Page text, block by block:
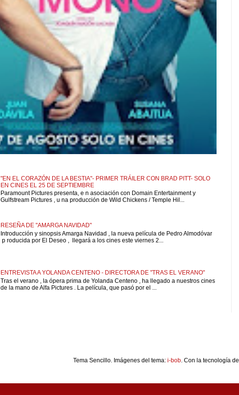
"EN EL CORAZÓN DE LA BESTIA"- PRIMER TRÁILER CON BRAD PITT- SOLO
EN CINES EL 25 DE SEPTIEMBRE
Paramount Pictures presenta, e n asociación con Domain Entertainment y
Gulfstream Pictures , u na producción de Wild Chickens / Temple Hil...
RESEÑA DE "AMARGA NAVIDAD"
Introducción y sinopsis Amarga Navidad , la nueva película de Pedro Almodóvar
p roducida por El Deseo , llegará a los cines este viernes 2...
ENTREVISTA A YOLANDA CENTENO - DIRECTORA DE "TRAS EL VERANO"
Tras el verano , la ópera prima de Yolanda Centeno , ha llegado a nuestros cines
de la mano de Alfa Pictures . La película, que pasó por el ...
Tema Sencillo. Imágenes del tema: i-bob . Con la tecnología de